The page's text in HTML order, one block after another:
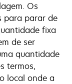
Os
para parar de
fixa
de ser
quantidade
termos,
local onde a